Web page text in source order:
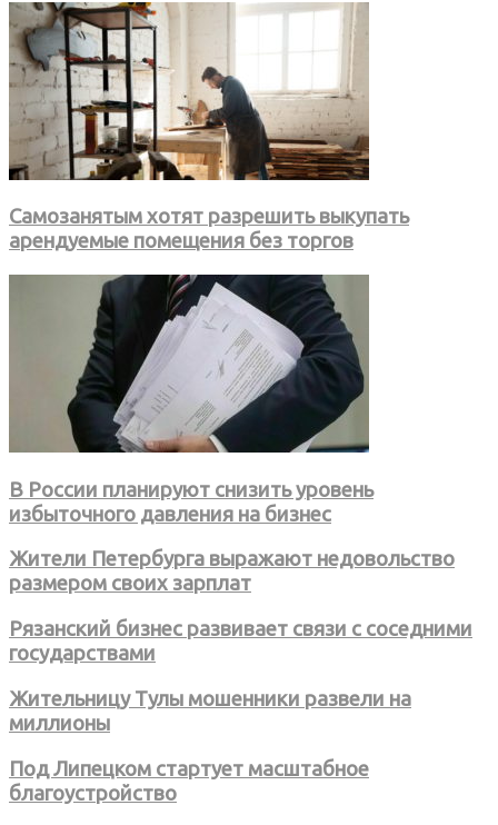
Самозанятым хотят разрешить выкупать
арендуемые помещения без торгов
В России планируют снизить уровень
избыточного давления на бизнес
Жители Петербурга выражают недовольство
размером своих зарплат
Рязанский бизнес развивает связи с соседними
государствами
Жительницу Тулы мошенники развели на
миллионы
Под Липецком стартует масштабное
благоустройство